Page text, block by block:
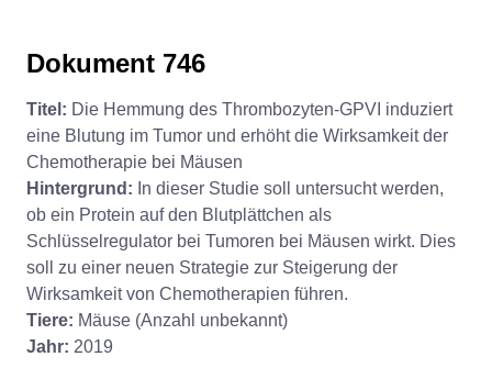
Dokument 746
Titel: Die Hemmung des Thrombozyten-GPVI induziert
eine Blutung im Tumor und erhöht die Wirksamkeit der
Chemotherapie bei Mäusen
Hintergrund: In dieser Studie soll untersucht werden,
ob ein Protein auf den Blutplättchen als
Schlüsselregulator bei Tumoren bei Mäusen wirkt. Dies
soll zu einer neuen Strategie zur Steigerung der
Wirksamkeit von Chemotherapien führen.
Tiere: Mäuse (Anzahl unbekannt)
Jahr: 2019